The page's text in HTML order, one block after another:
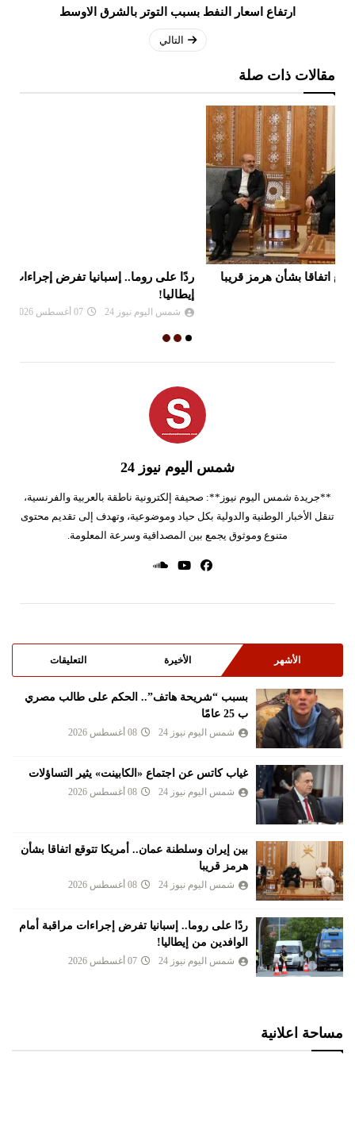
ارتفاع اسعار النفط بسبب التوتر بالشرق الاوسط
التالي
مقالات ذات صلة
ردًا على روما.. إسبانيا تفرض إجراءات مراقبة أمام الوافدين من
شمس اليوم نيوز 24
**جريدة شمس اليوم نيوز**: صحيفة إلكترونية ناطقة بالعربية والفرنسية،
تنقل الأخبار الوطنية والدولية بكل حياد وموضوعية، وتهدف إلى تقديم محتوى
متنوع وموثوق يجمع بين المصداقية وسرعة المعلومة.
الأشهر الأخيرة التعليقات
بسبب “شريحة هاتف”.. الحكم على طالب مصري
ب 25 عامًا
شمس اليوم نيوز 24 08 أغسطس 2026
غياب كاتس عن اجتماع «الكابينت» يثير التساؤلات
شمس اليوم نيوز 24 08 أغسطس 2026
بين إيران وسلطنة عمان.. أمريكا تتوقع اتفاقا بشأن
هرمز قريبا
شمس اليوم نيوز 24 08 أغسطس 2026
ردًا على روما.. إسبانيا تفرض إجراءات مراقبة أمام
الوافدين من إيطاليا!
شمس اليوم نيوز 24 07 أغسطس 2026
مساحة اعلانية